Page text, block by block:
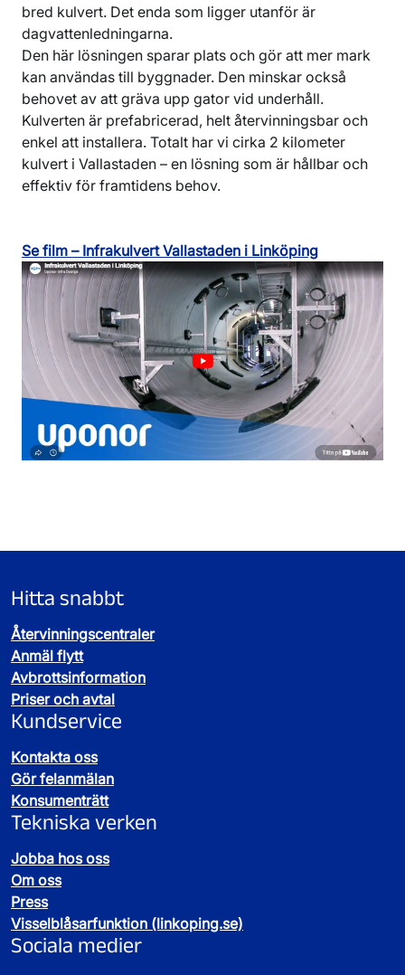
bred kulvert. Det enda som ligger utanför är
dagvattenledningarna.
Den här lösningen sparar plats och gör att mer mark
kan användas till byggnader. Den minskar också
behovet av att gräva upp gator vid underhåll.
Kulverten är prefabricerad, helt återvinningsbar och
enkel att installera. Totalt har vi cirka 2 kilometer
kulvert i Vallastaden – en lösning som är hållbar och
effektiv för framtidens behov.
Se film – Infrakulvert Vallastaden i Linköping
Hitta snabbt
Återvinningscentraler
Anmäl flytt
Avbrottsinformation
Priser och avtal
Kundservice
Kontakta oss
Gör felanmälan
Konsumenträtt
Tekniska verken
Jobba hos oss
Om oss
Press
Visselblåsarfunktion (linkoping.se)
Sociala medier